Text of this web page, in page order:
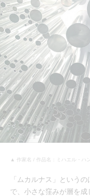
▲ 作家名 / 作品名：ミハエル・ハ
「ムカルナス」という
で、小さな窪みが層を